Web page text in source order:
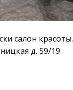
салон красоты.
д. 59/19